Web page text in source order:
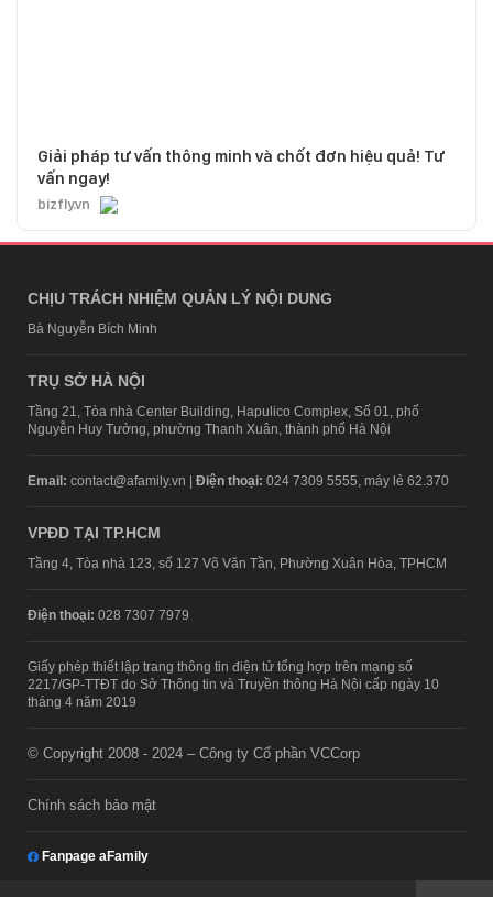
Giải pháp tư vấn thông minh và chốt đơn hiệu quả! Tư
vấn ngay!
bizfly.vn
CHỊU TRÁCH NHIỆM QUẢN LÝ NỘI DUNG
Bà Nguyễn Bích Minh
TRỤ SỞ HÀ NỘI
Tầng 21, Tòa nhà Center Building, Hapulico Complex, Số 01, phố
Nguyễn Huy Tưởng, phường Thanh Xuân, thành phố Hà Nội
Email: contact@afamily.vn | Điện thoại: 024 7309 5555, máy lẻ 62.370
VPĐD TẠI TP.HCM
Tầng 4, Tòa nhà 123, số 127 Võ Văn Tần, Phường Xuân Hòa, TPHCM
Điện thoại: 028 7307 7979
Giấy phép thiết lập trang thông tin điện tử tổng hợp trên mạng số
2217/GP-TTĐT do Sở Thông tin và Truyền thông Hà Nội cấp ngày 10
tháng 4 năm 2019
© Copyright 2008 - 2024 – Công ty Cổ phần VCCorp
Chính sách bảo mật
Fanpage aFamily